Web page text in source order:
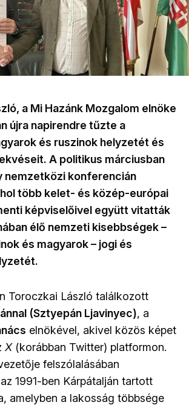
a Mi Hazánk Mozgalom elnöke
újra napirendre tűzte a
és ruszinok helyzetét és
A politikus márciusban
nemzetközi konferencián
több kelet- és közép-európai
képviselőivel együtt vitatták
élő nemzeti kisebbségek –
és magyarok – jogi és
Toroczkai László találkozott
(Sztyepán Ljavinyec), a
elnökével, akivel közös képet
X(korábban Twitter) platformon.
felszólalásában
1991-ben Kárpátalján tartott
amelyben a lakosság többsége